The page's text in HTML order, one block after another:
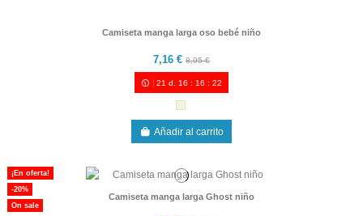
Camiseta manga larga oso bebé niño
7,16 € 8,95 €
21 d. 16 : 16 :21
Añadir al carrito
¡En oferta!
-20%
On sale
Camiseta manga larga Ghost niño